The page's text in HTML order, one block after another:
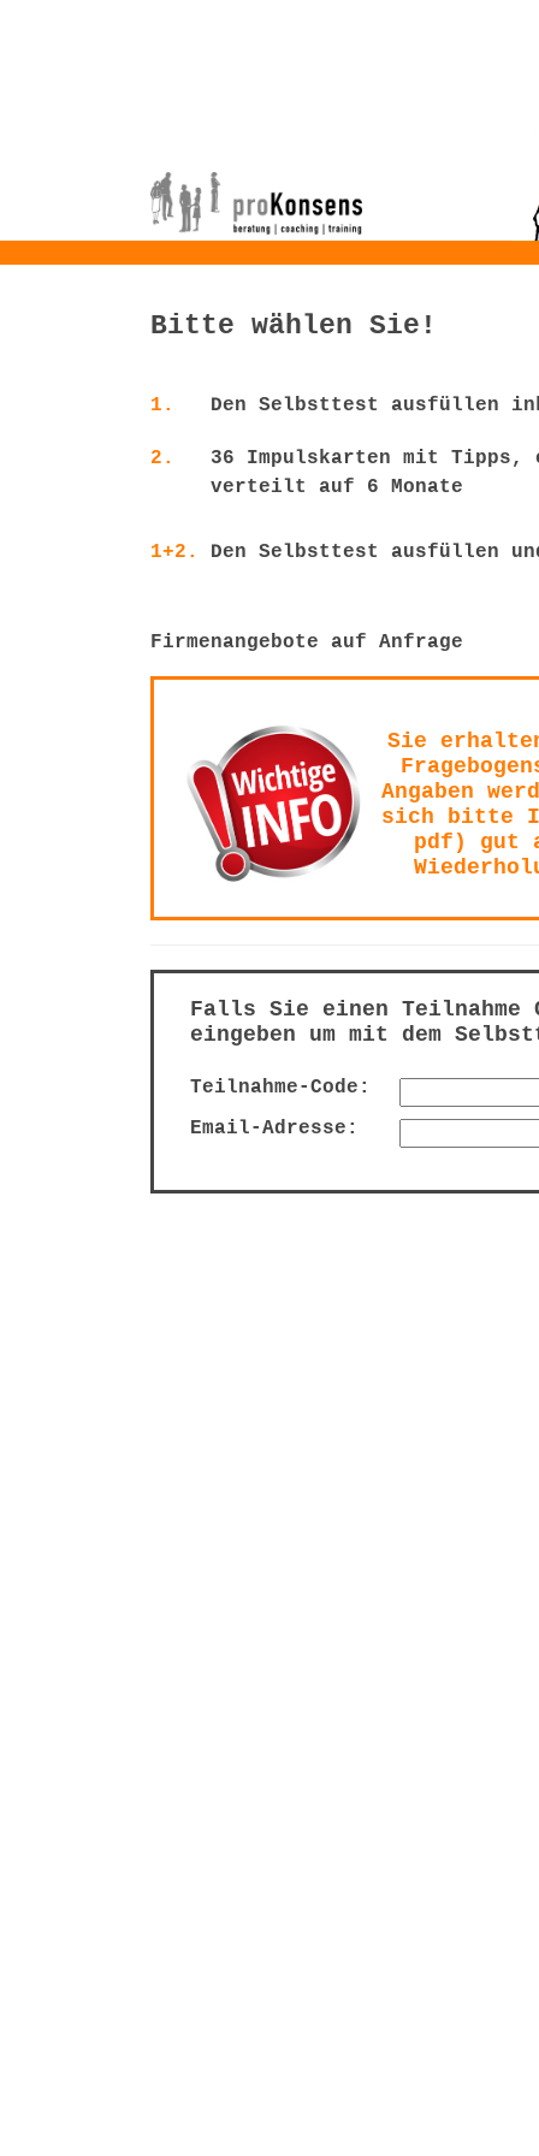
Bitte wählen Sie!
1. Den Selbsttest ausfüllen
2.
36 Impulskarten mit Tipps,
verteilt auf 6 Monate
1+2. Den Selbsttest ausfüllen
Firmenangebote auf Anfrage
Sie
Angaben
sich bitte
pdf) gut
Falls Sie einen Teilnahme
eingeben um mit dem
Teilnahme-Code:
Email-Adresse: